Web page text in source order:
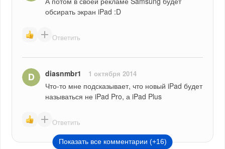
обсирать экран iPad :D
Ответить
diasnmbr1 1 октября 2014
Что-то мне подсказывает, что новый iPad будет
называться не iPad Pro, а iPad Plus
Ответить
Показать все комментарии (+16)